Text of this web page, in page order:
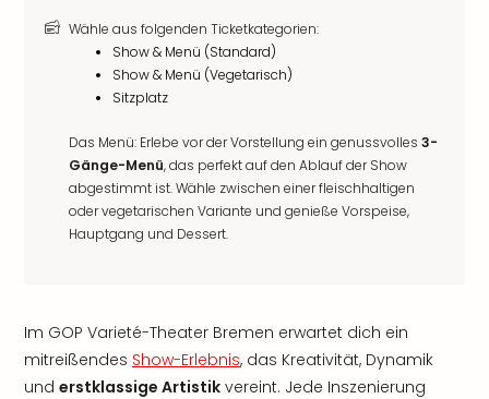
Wähle aus folgenden Ticketkategorien:
Show & Menü (Standard)
Show & Menü (Vegetarisch)
Sitzplatz
Das Menü: Erlebe vor der Vorstellung ein genussvolles 3-
Gänge-Menü, das perfekt auf den Ablauf der Show
abgestimmt ist. Wähle zwischen einer fleischhaltigen
oder vegetarischen Variante und genieße Vorspeise,
Hauptgang und Dessert.
Im GOP Varieté-Theater Bremen erwartet dich ein
mitreißendes Show-Erlebnis, das Kreativität, Dynamik
und erstklassige Artistik vereint. Jede Inszenierung